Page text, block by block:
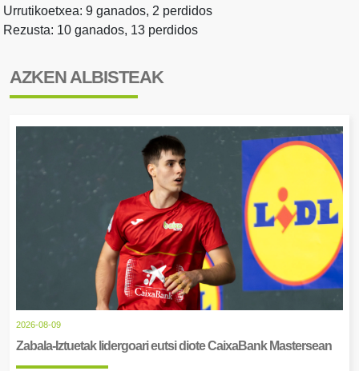
Urrutikoetxea: 9 ganados, 2 perdidos
Rezusta: 10 ganados, 13 perdidos
AZKEN ALBISTEAK
2026-08-09
Zabala-Iztuetak lidergoari eutsi diote CaixaBank Mastersean